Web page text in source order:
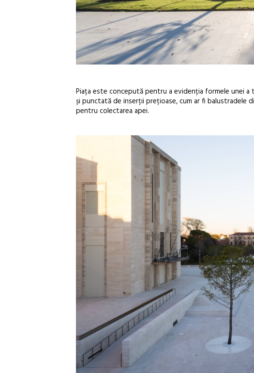
Piața este concepută pentru a evidenția formele unei
și punctată de inserții prețioase, cum ar fi balustradele
pentru colectarea apei.